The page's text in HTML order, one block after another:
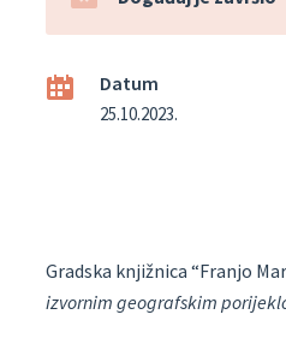
Datum
25.10.2023.
Gradska knjižnica “Franjo
izvornim geografskim